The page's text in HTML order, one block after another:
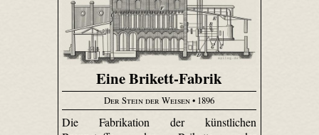
Eine Brikett-Fabrik
Der Stein der Weisen• 1896
Die Fabrikation der künstlichen